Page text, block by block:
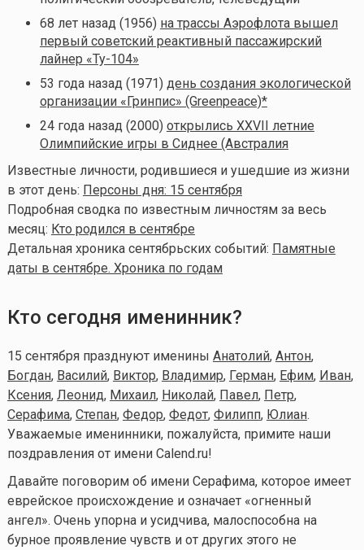
68 лет назад (1956) на трассы Аэрофлота вышел
первый советский реактивный пассажирский
лайнер «Ту-104»
53 года назад (1971) день создания экологической
организации «Гринпис» (Greenpeace)*
24 года назад (2000) открылись XXVII летние
Олимпийские игры в Сиднее (Австралия
Известные личности, родившиеся и ушедшие из жизни
в этот день: Персоны дня: 15 сентября
Подробная сводка по известным личностям за весь
месяц: Кто родился в сентябре
Детальная хроника сентябрьских событий: Памятные
даты в сентябре. Хроника по годам
Кто сегодня именинник?
15 сентября празднуют именины Анатолий, Антон,
Богдан, Василий, Виктор, Владимир, Герман, Ефим, Иван,
Ксения, Леонид, Михаил, Николай, Павел, Петр,
Серафима, Степан, Федор, Федот, Филипп, Юлиан.
Уважаемые именинники, пожалуйста, примите наши
поздравления от имени Calend.ru!
Давайте поговорим об имени Серафима, которое имеет
еврейское происхождение и означает «огненный
ангел». Очень упорна и усидчива, малоспособна на
бурное проявление чувств и от других этого не